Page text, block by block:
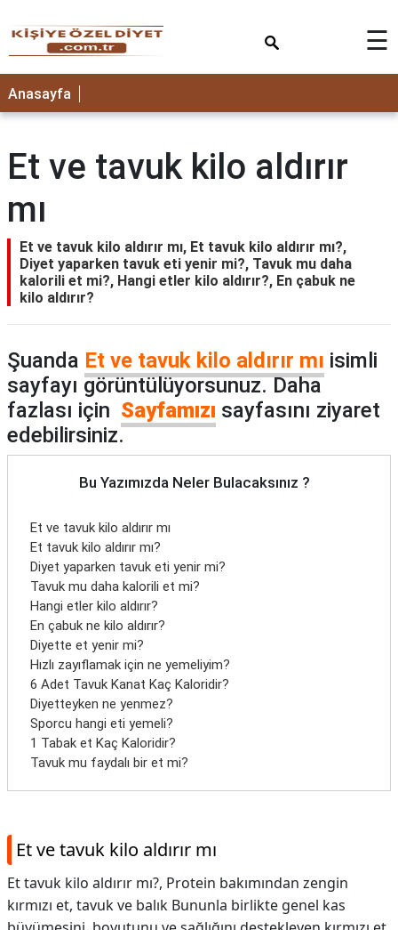
ANASAYFA
☰
Anasayfa
Et ve tavuk kilo aldırır
mı
Et ve tavuk kilo aldırır mı, Et tavuk kilo aldırır mı?,
Diyet yaparken tavuk eti yenir mi?, Tavuk mu daha
kalorili et mi?, Hangi etler kilo aldırır?, En çabuk ne
kilo aldırır?
Şuanda Et ve tavuk kilo aldırır mı isimli
sayfayı görüntülüyorsunuz. Daha
fazlası için Sayfamızı sayfasını ziyaret
edebilirsiniz.
Bu Yazımızda Neler Bulacaksınız ?
Et ve tavuk kilo aldırır mı
Et tavuk kilo aldırır mı?
Diyet yaparken tavuk eti yenir mi?
Tavuk mu daha kalorili et mi?
Hangi etler kilo aldırır?
En çabuk ne kilo aldırır?
Diyette et yenir mi?
Hızlı zayıflamak için ne yemeliyim?
6 Adet Tavuk Kanat Kaç Kaloridir?
Diyetteyken ne yenmez?
Sporcu hangi eti yemeli?
1 Tabak et Kaç Kaloridir?
Tavuk mu faydalı bir et mi?
Et ve tavuk kilo aldırır mı
Et tavuk kilo aldırır mı?, Protein bakımından zengin
kırmızı et, tavuk ve balık Bununla birlikte genel kas